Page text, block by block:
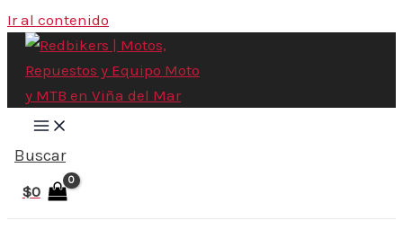
Ir al contenido
Buscar
$0